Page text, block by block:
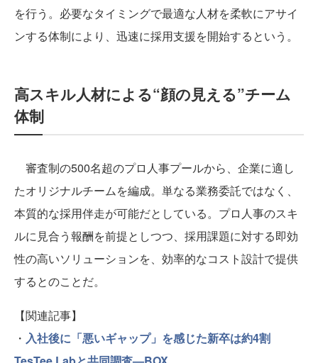
を行う。必要なタイミングで最適な人材を柔軟にアサイ
ンする体制により、迅速に採用支援を開始するという。
高スキル人材による“顔の見える”チーム
体制
審査制の500名超のプロ人事プールから、企業に適し
たオリジナルチームを編成。単なる業務委託ではなく、
本質的な採用伴走が可能だとしている。プロ人事のスキ
ルに見合う報酬を前提としつつ、採用課題に対する即効
性の高いソリューションを、効率的なコスト設計で提供
するとのことだ。
【関連記事】
・ 入社後に「悪いギャップ」を感じた新卒は約4割